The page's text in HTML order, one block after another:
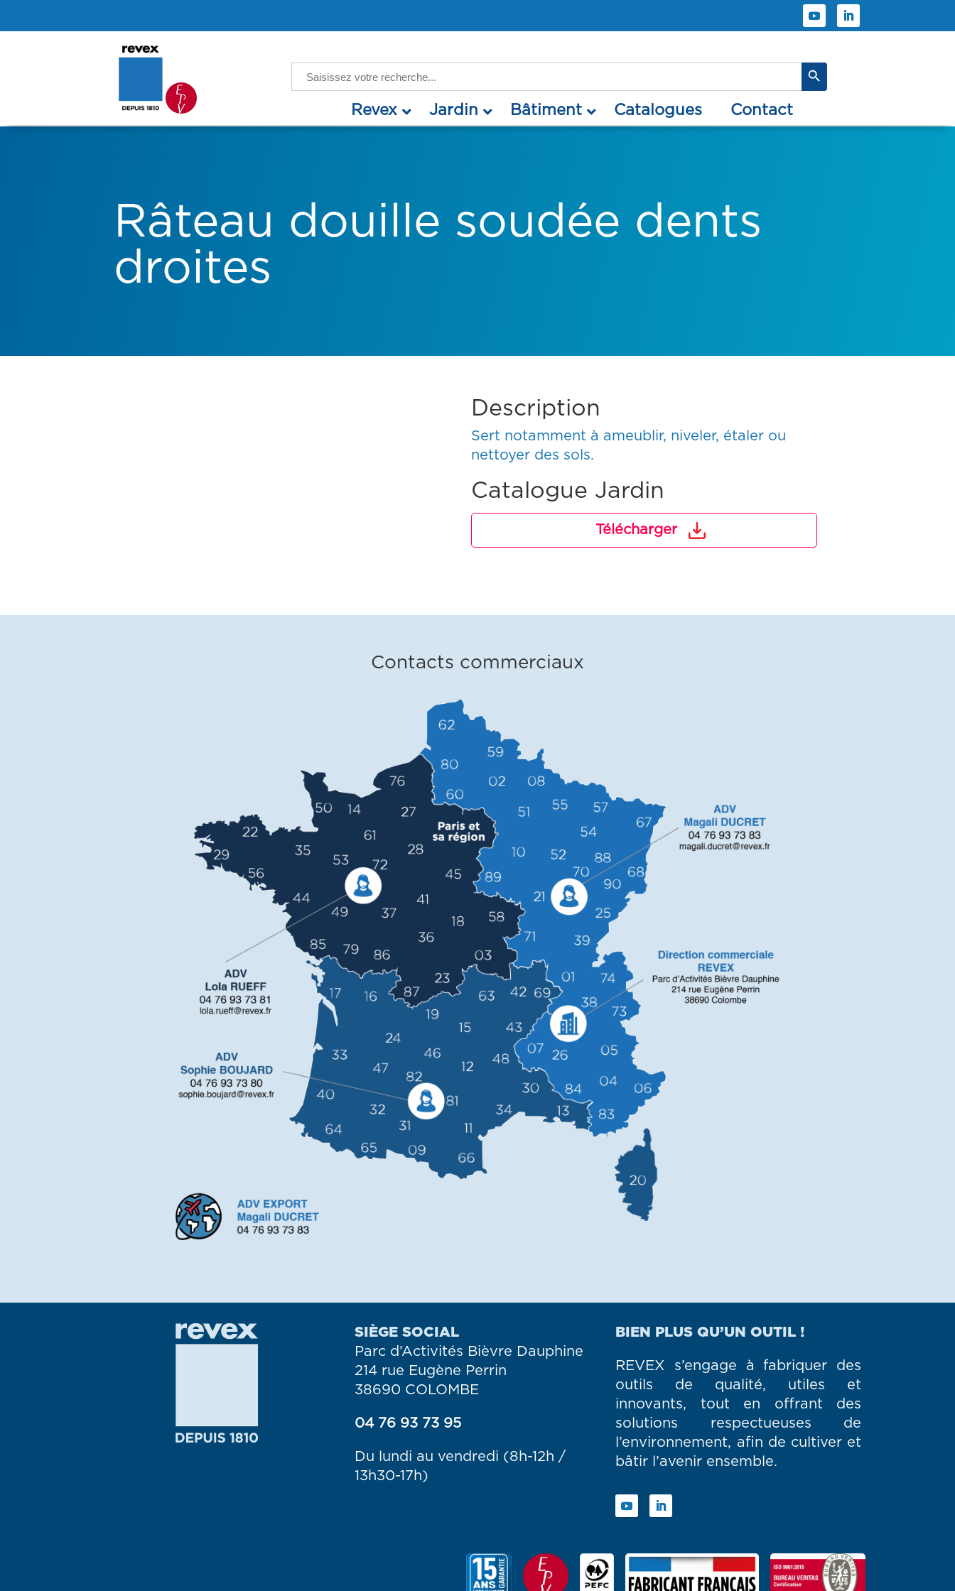
for:
Search Button
revex jardin bâtiment catalogues contact
Râteau douille soudée dents
droites
Description
Sert notamment à ameublir, niveler, étaler ou
nettoyer des sols.
Catalogue Jardin
Télécharger
Contacts commerciaux
SIÈGE SOCIAL
Parc d’Activités Bièvre Dauphine
214 rue Eugène Perrin
38690 COLOMBE
04 76 93 73 95
Du lundi au vendredi (8h-12h /
13h30-17h)
BIEN PLUS QU’UN OUTIL !
REVEX s’engage à fabriquer des
outils de qualité, utiles et
innovants, tout en offrant des
solutions respectueuses de
l’environnement, afin de cultiver et
bâtir l’avenir ensemble.